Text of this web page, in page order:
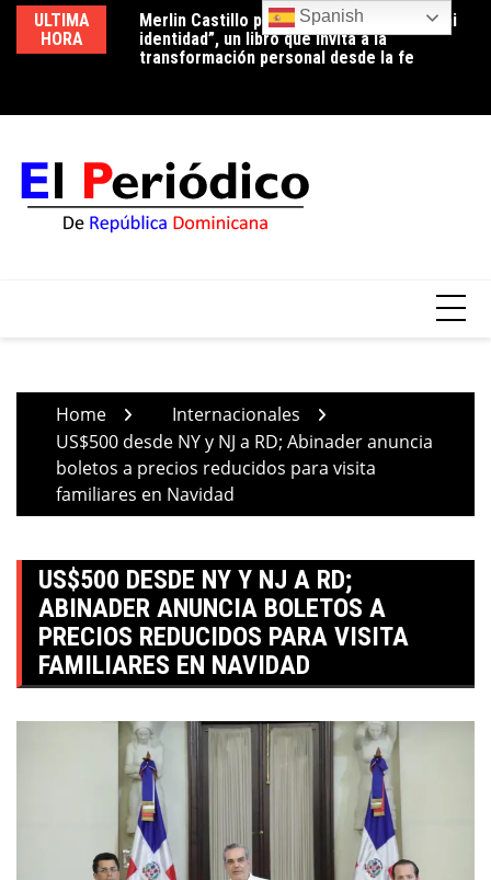
Skip
content
ULTIMA
HORA
Merlin Castillo presenta “Descubriendo mi
identidad”, un libro que invita a la
transformación personal desde la fe
Periodista Vicente Méndez pide la renuncia
del alcalde de Santo Domingo Oeste,
Francisco Peña, por deplorable situación de
Home
Internacionales
US$500 desde NY y NJ a RD; Abinader anuncia
boletos a precios reducidos para visita
familiares en Navidad
US$500 DESDE NY Y NJ A RD;
ABINADER ANUNCIA BOLETOS A
PRECIOS REDUCIDOS PARA VISITA
FAMILIARES EN NAVIDAD
Spanish